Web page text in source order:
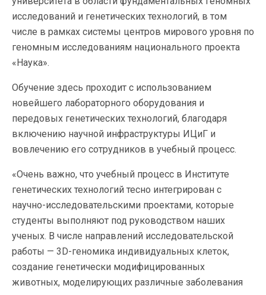
исследований и генетических технологий, в том
числе в рамках системы центров мирового уровня по
геномным исследованиям национального проекта
«Наука».
Обучение здесь проходит с использованием
новейшего лабораторного оборудования и
передовых генетических технологий, благодаря
включению научной инфраструктуры ИЦиГ и
вовлечению его сотрудников в учебный процесс.
«Очень важно, что учебный процесс в Институте
генетических технологий тесно интегрирован с
научно-исследовательскими проектами, которые
студенты выполняют под руководством наших
ученых. В числе направлений исследовательской
работы — 3D-геномика индивидуальных клеток,
создание генетически модифицированных
животных, моделирующих различные заболевания